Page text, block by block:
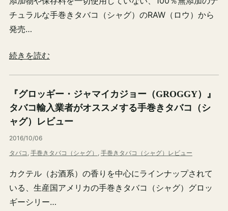
チュラルな手巻きタバコ（シャグ）のRAW（ロウ）から
発売…
続きを読む
『グロッギー・ジャマイカジョー（GROGGY）』
タバコ輸入業者がオススメする手巻きタバコ（シ
ャグ）レビュー
2016/10/06
タバコ , 手巻きタバコ（シャグ） , 手巻きタバコ（シャグ）レビュー
カクテル（お酒系）の香りを中心にラインナップされて
いる、生産国アメリカの手巻きタバコ（シャグ）グロッ
ギーシリー…